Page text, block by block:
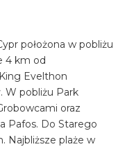
położona w pobliżu
4 km od
Evelthon
W pobliżu Park
oraz
Pafos. Do Starego
Najbliższe plaże w